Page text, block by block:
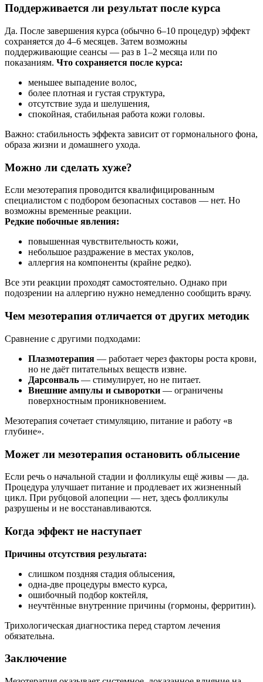
Поддерживается ли результат после курса
Да. После завершения курса (обычно 6–10 процедур) эффект
сохраняется до 4–6 месяцев. Затем возможны
поддерживающие сеансы — раз в 1–2 месяца или по
показаниям. Что сохраняется после курса:
меньшее выпадение волос,
более плотная и густая структура,
отсутствие зуда и шелушения,
спокойная, стабильная работа кожи головы.
Важно: стабильность эффекта зависит от гормонального фона,
образа жизни и домашнего ухода.
Можно ли сделать хуже?
Если мезотерапия проводится квалифицированным
специалистом с подбором безопасных составов — нет. Но
возможны временные реакции.
Редкие побочные явления:
повышенная чувствительность кожи,
небольшое раздражение в местах уколов,
аллергия на компоненты (крайне редко).
Все эти реакции проходят самостоятельно. Однако при
подозрении на аллергию нужно немедленно сообщить врачу.
Чем мезотерапия отличается от других методик
Сравнение с другими подходами:
Плазмотерапия — работает через факторы роста крови,
но не даёт питательных веществ извне.
Дарсонваль — стимулирует, но не питает.
Внешние ампулы и сыворотки — ограничены
поверхностным проникновением.
Мезотерапия сочетает стимуляцию, питание и работу «в
глубине».
Может ли мезотерапия остановить облысение
Если речь о начальной стадии и фолликулы ещё живы — да.
Процедура улучшает питание и продлевает их жизненный
цикл. При рубцовой алопеции — нет, здесь фолликулы
разрушены и не восстанавливаются.
Когда эффект не наступает
Причины отсутствия результата:
слишком поздняя стадия облысения,
одна-две процедуры вместо курса,
ошибочный подбор коктейля,
неучтённые внутренние причины (гормоны, ферритин).
Трихологическая диагностика перед стартом лечения
обязательна.
Заключение